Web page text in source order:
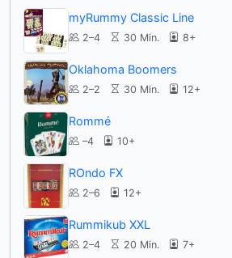
myRummy Classic Line
2–4 30 Min. 8+
Oklahoma Boomers
2–2 30 Min. 12+
Rommé
–4 10+
ROndo FX
2–6 12+
Rummikub XXL
2–4 20 Min. 7+